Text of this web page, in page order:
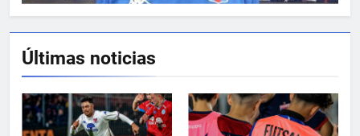
Últimas noticias
FEMENINO